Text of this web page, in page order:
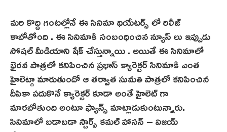
మరి కొద్ది గంటల్లోనే ఈ సినిమా థియేటర్స్ లో రిలీజ్
కాబోతోంది . ఈ సినిమాకి సంబంధించిన న్యూస్ లు ఇప్పుడు
సోషల్ మీడియాని షేక్ చేస్తున్నాయి . అయితే ఈ సినిమాలో
భైరవ పాత్రలో కనిపించిన ప్రభాస్ క్యారెక్టర్ సినిమాకి ఎంత
హైలెట్గా మారుతుందో ఆ తర్వాత సుమతి పాత్రలో కనిపించిన
దీపికా పదుకొనే క్యారెక్టర్ కూడా అంతే హైలెట్ గా
మారబోతుంది అంటూ ఫ్యాన్స్ మాట్లాడుకుంటున్నారు.
సినిమాలో బడాబడా స్టార్స్ కమల్ హాసన్ – విజయ్